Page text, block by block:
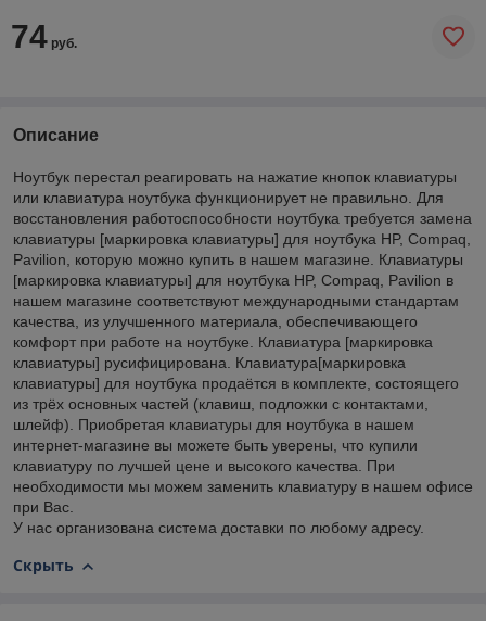
74 руб.
Описание
Ноутбук перестал реагировать на нажатие кнопок клавиатуры
или клавиатура ноутбука функционирует не правильно. Для
восстановления работоспособности ноутбука требуется замена
клавиатуры [маркировка клавиатуры] для ноутбука HP, Compaq,
Pavilion, которую можно купить в нашем магазине. Клавиатуры
[маркировка клавиатуры] для ноутбука HP, Compaq, Pavilion в
нашем магазине соответствуют международными стандартам
качества, из улучшенного материала, обеспечивающего
комфорт при работе на ноутбуке. Клавиатура [маркировка
клавиатуры] русифицирована. Клавиатура[маркировка
клавиатуры] для ноутбука продаётся в комплекте, состоящего
из трёх основных частей (клавиш, подложки с контактами,
шлейф). Приобретая клавиатуры для ноутбука в нашем
интернет-магазине вы можете быть уверены, что купили
клавиатуру по лучшей цене и высокого качества. При
необходимости мы можем заменить клавиатуру в нашем офисе
при Вас.
У нас организована система доставки по любому адресу.
Скрыть